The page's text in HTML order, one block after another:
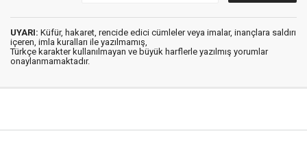
UYARI: Küfür, hakaret, rencide edici cümleler veya imalar, inançlara saldırı
içeren, imla kuralları ile yazılmamış,
Türkçe karakter kullanılmayan ve büyük harflerle yazılmış yorumlar
onaylanmamaktadır.